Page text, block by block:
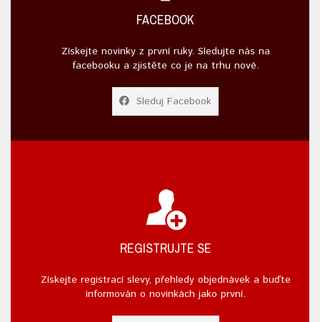
FACEBOOK
Získejte novinky z první ruky. Sledujte nás na
facebooku a zjistěte co je na trhu nové.
Sleduj Facebook
REGISTRUJTE SE
Získejte registrací slevy, přehledy objednávek a buďte
informován o novinkách jako první.